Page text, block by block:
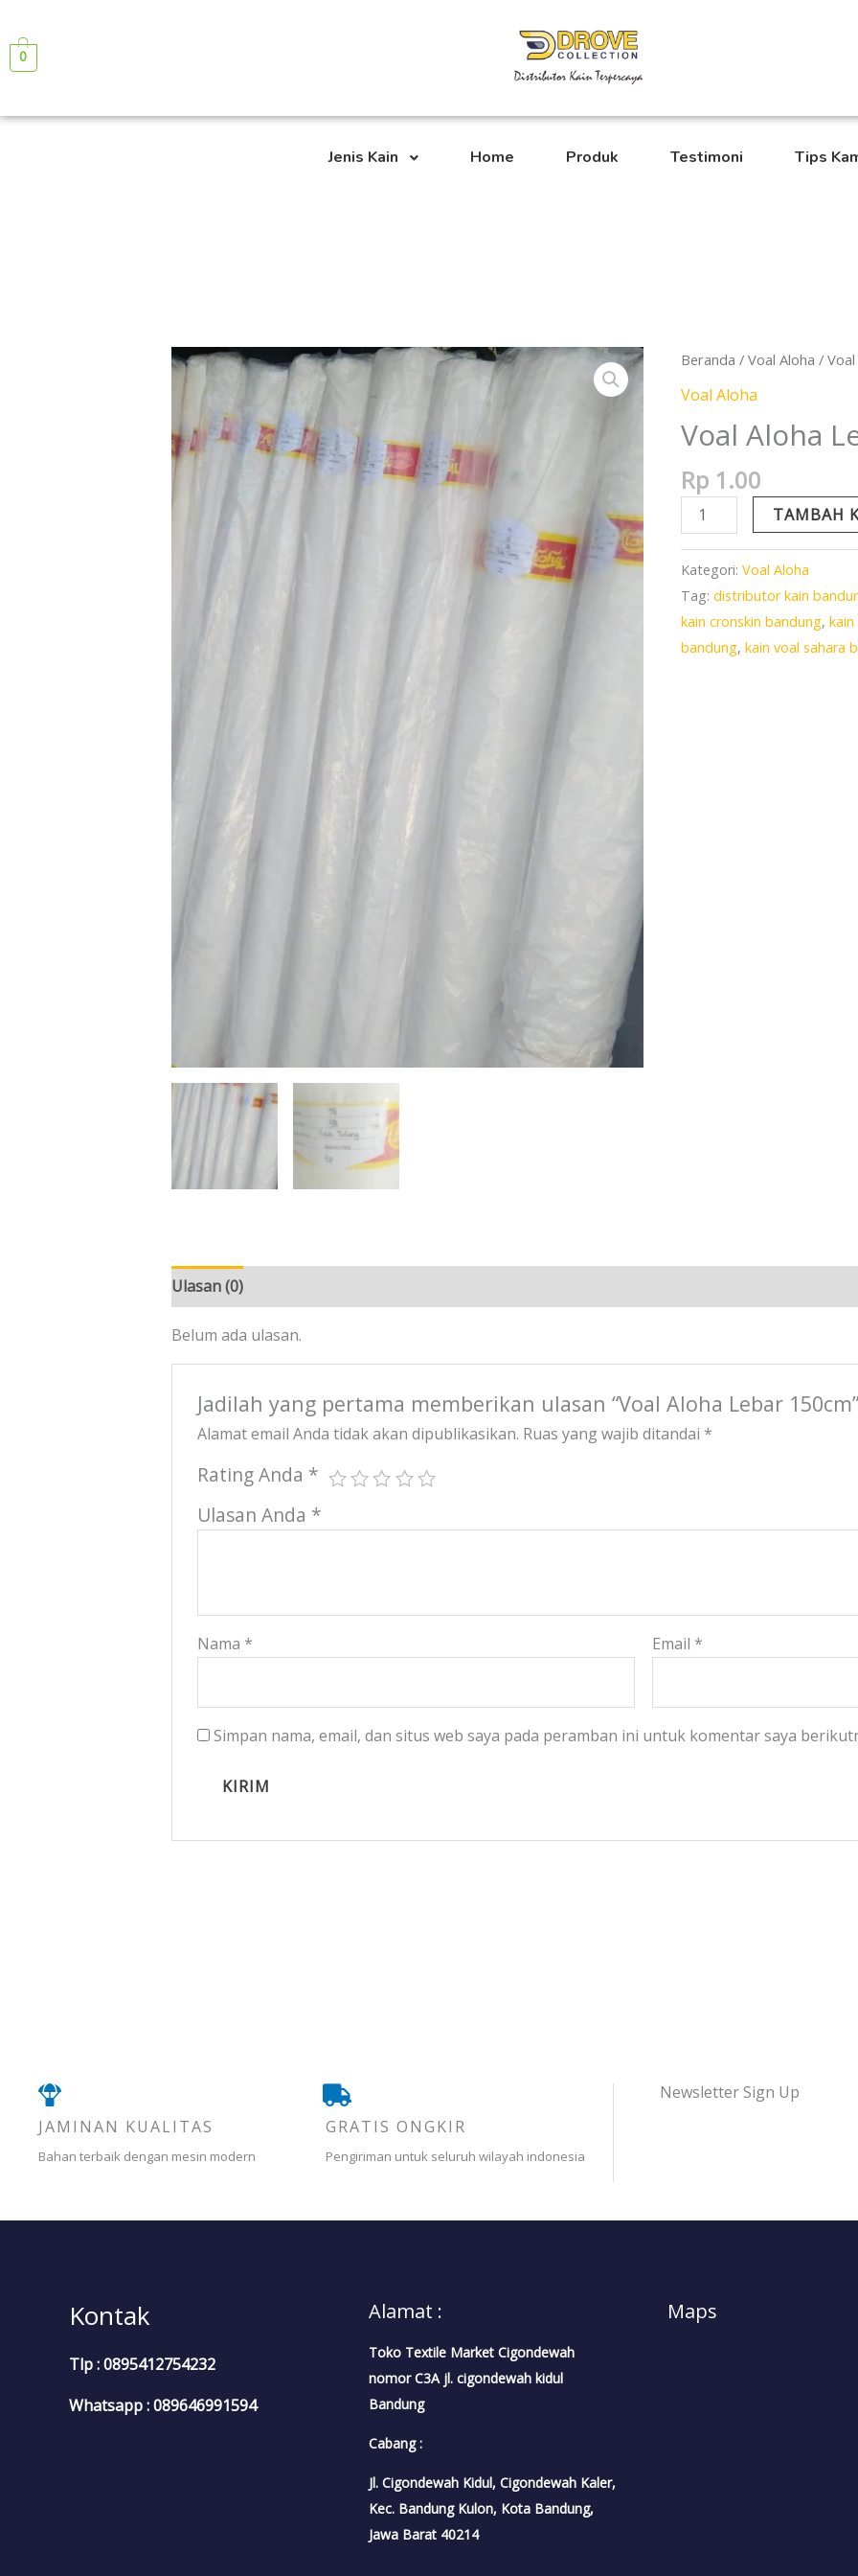
konten
0
Jenis Kain Home Produk Testimoni Tips
Beranda /Voal Aloha /
Voal Aloha
Voal Aloha
Rp 1.00
Kuantitas
Voal
Lebar
TAMBAH
Kategori:Voal Aloha
Tag:distributor kain
kain cronskin bandung,
bandung,kain voal sahara
Ulasan (0)
Belum ada ulasan.
Jadilah yang pertama memberikan ulasan “Voal Aloha Lebar
Alamat email Anda tidak akan dipublikasikan. Ruas yang wajib ditandai *
Rating Anda *
Ulasan Anda *
Nama * Email *
Simpan nama, email, dan situs web saya pada peramban ini untuk komentar saya
JAMINAN KUALITAS
Bahan terbaik dengan mesin modern
GRATIS ONGKIR
Pengiriman untuk seluruh wilayah indonesia
Newsletter Sign Up
Kontak
Tlp : 0895412754232
Whatsapp : 089646991594
Alamat :
Toko Textile Market Cigondewah
nomor C3A jl. cigondewah kidul
Bandung
Cabang :
Jl. Cigondewah Kidul, Cigondewah Kaler,
Kec. Bandung Kulon, Kota Bandung,
Jawa Barat 40214
Maps